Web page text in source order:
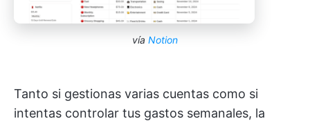
vía Notion
Tanto si gestionas varias cuentas como si
intentas controlar tus gastos semanales, la